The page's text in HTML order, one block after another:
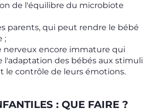
de l'équilibre du microbiote
parents, qui peut rendre le bébé
;
nerveux encore immature qui
l'adaptation des bébés aux stimuli
le contrôle de leurs émotions.
: QUE FAIRE ?